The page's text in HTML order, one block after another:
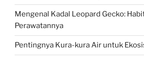
Mengenal Kadal Leopard Gecko:
Perawatannya
Pentingnya Kura-kura Air untuk